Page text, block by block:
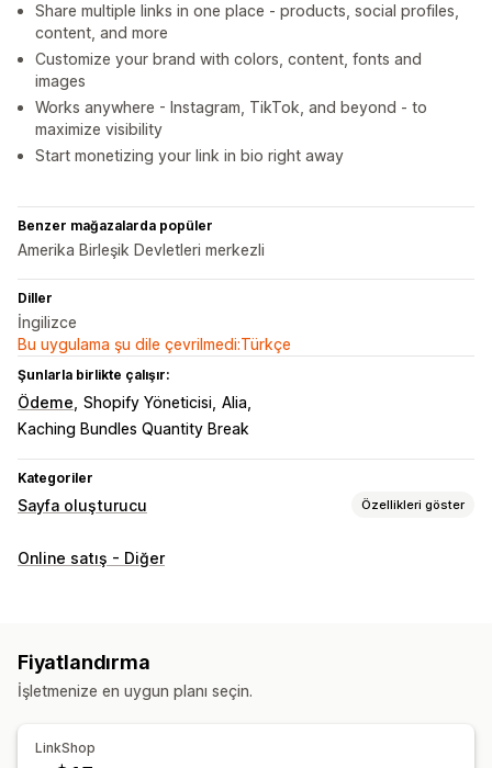
Share multiple links in one place - products, social profiles,
content, and more
Customize your brand with colors, content, fonts and
images
Works anywhere - Instagram, TikTok, and beyond - to
maximize visibility
Start monetizing your link in bio right away
Benzer mağazalarda popüler
Amerika Birleşik Devletleri merkezli
Diller
İngilizce
Bu uygulama şu dile çevrilmedi:Türkçe
Şunlarla birlikte çalışır:
Ödeme Shopify Yöneticisi Alia
Kaching Bundles Quantity Break
Kategoriler
Sayfa oluşturucu Özellikleri göster
Sayfa türleri
Düzenleyici aracı
Online satış - Diğer
Fiyatlandırma
İşletmenize en uygun planı seçin.
LinkShop